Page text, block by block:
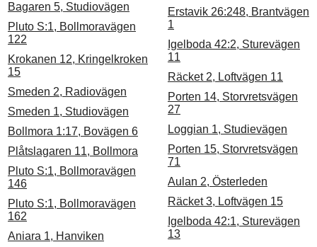
Bagaren 5, Studiovägen
Pluto S:1, Bollmoravägen
122
Krokanen 12, Kringelkroken
15
Smeden 2, Radiovägen
Smeden 1, Studiovägen
Bollmora 1:17, Bovägen 6
Plåtslagaren 11, Bollmora
Pluto S:1, Bollmoravägen
146
Pluto S:1, Bollmoravägen
162
Aniara 1, Hanviken
Erstavik 26:248, Brantvägen
1
Igelboda 42:2, Sturevägen
11
Räcket 2, Loftvägen 11
Porten 14, Storvretsvägen
27
Loggian 1, Studievägen
Porten 15, Storvretsvägen
71
Aulan 2, Österleden
Räcket 3, Loftvägen 15
Igelboda 42:1, Sturevägen
13